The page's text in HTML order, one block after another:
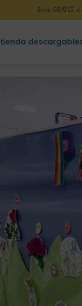
Envío GRATIS
tienda